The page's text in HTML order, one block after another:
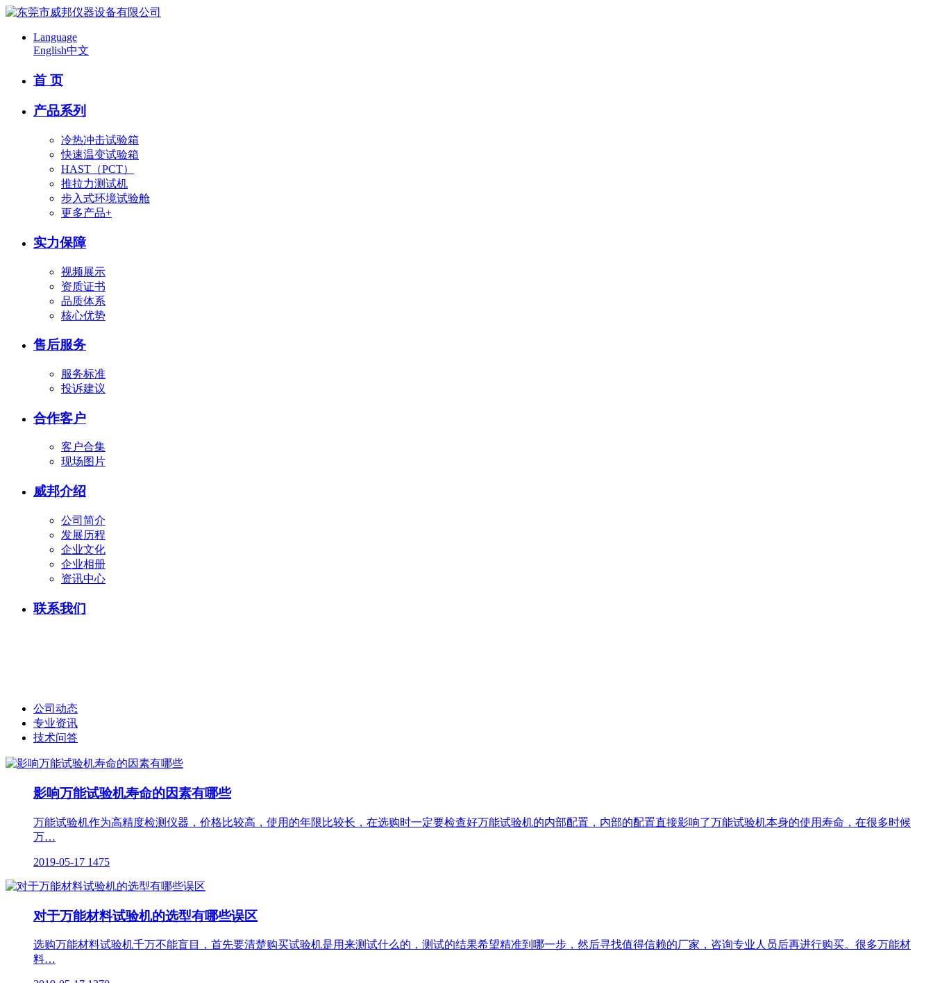
Language
English中文
首 页
产品系列
冷热冲击试验箱
快速温变试验箱
HAST（PCT）
推拉力测试机
步入式环境试验舱
更多产品+
实力保障
视频展示
资质证书
品质体系
核心优势
售后服务
服务标准
投诉建议
合作客户
客户合集
现场图片
威邦介绍
公司简介
发展历程
企业文化
企业相册
资讯中心
联系我们
公司动态
专业资讯
技术问答
影响万能试验机寿命的因素有哪些
万能试验机作为高精度检测仪器，价格比较高，使用的年限比较长，在选购时一定要检查好万能试验机的内部配置，内部的配置直接影响了万能试验机本身的使用寿命，在很多时候
万…
2019-05-17 1475
对于万能材料试验机的选型有哪些误区
选购万能材料试验机千万不能盲目，首先要清楚购买试验机是用来测试什么的，测试的结果希望精准到哪一步，然后寻找值得信赖的厂家，咨询专业人员后再进行购买。很多万能材
料…